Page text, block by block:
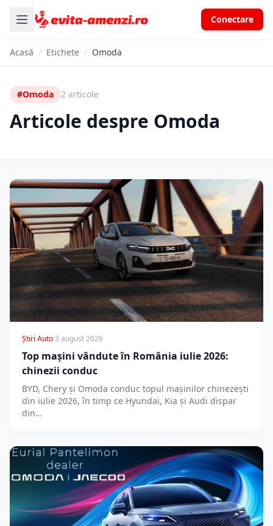
Conectare
Acasă / Etichete / Omoda
#Omoda 2 articole
Articole despre Omoda
Știri Auto·3 august 2026
Top mașini vândute în România iulie 2026:
chinezii conduc
BYD, Chery și Omoda conduc topul mașinilor chinezești
din iulie 2026, în timp ce Hyundai, Kia și Audi dispar
din…